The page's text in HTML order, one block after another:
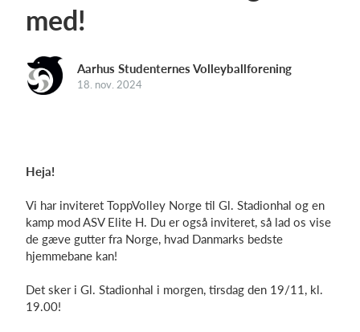
Kontingentopkrævning
Hjemmeside
Billetsystem
med!
Aarhus Studenternes Volleyballforening
18. nov. 2024
Heja!
Vi har inviteret ToppVolley Norge til Gl. Stadionhal og en
kamp mod ASV Elite H. Du er også inviteret, så lad os vise
de gæve gutter fra Norge, hvad Danmarks bedste
hjemmebane kan!
Det sker i Gl. Stadionhal i morgen, tirsdag den 19/11, kl.
19.00!